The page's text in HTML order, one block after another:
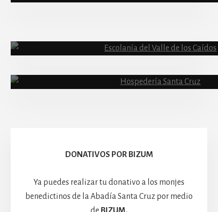
Hospedería
DONATIVOS POR BIZUM
Ya puedes realizar tu donativo a los monjes
benedictinos de la Abadía Santa Cruz por medio